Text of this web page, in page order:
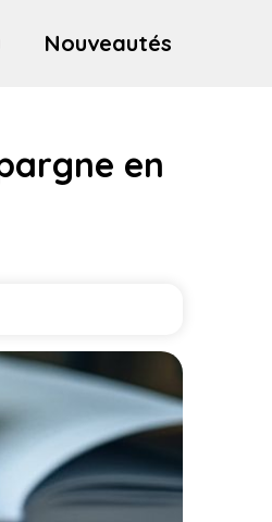
Nouveautés
en